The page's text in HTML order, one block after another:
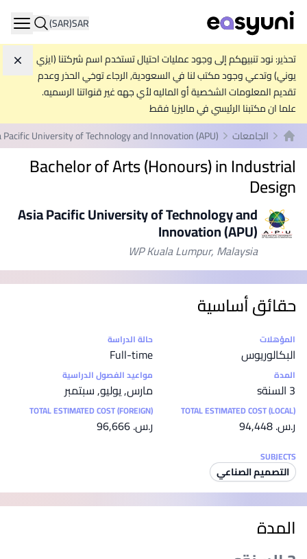
SAR
(SAR)
تحذير: نود تنبيهكم إلى وجود عمليات احتيال تستخدم اسم شركتنا (ايزي
يوني) وتدعي وجود مكتب لنا في السعودية, الرجاء توخي الحذر وعدم
تقديم المعلومات الشخصية أو الماليه لأي جهه غير قنواتنا الرسميه.
علما ان مكتبنا الرئيسي في ماليزيا فقط
الصفحة الرئيسية
الجامعات Pacific University of Technology and Innovation (APU)
Bachelor of Arts (Honours) in Industrial
Design
Asia Pacific University of Technology and
Innovation (APU)
WP Kuala Lumpur, Malaysia
حقائق أساسية
إحصائيات
المؤهلات
البكالوريوس
حالة الدراسة
Full-time
المدة
3 السنةs
مواعيد الفصول الدراسية
مارس, يوليو, سبتمبر
TOTAL ESTIMATED COST (LOCAL)
ر.س.‏ 94,448
TOTAL ESTIMATED COST (FOREIGN)
ر.س.‏ 96,666
SUBJECTS
التصميم الصناعي
المدة